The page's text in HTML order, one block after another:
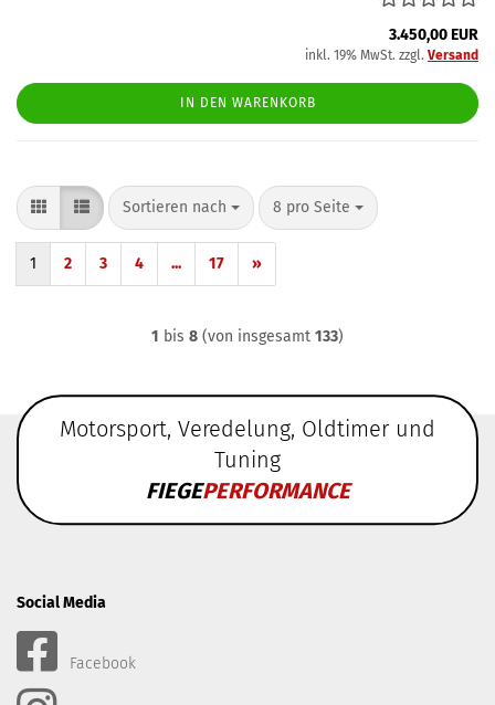
3.450,00 EUR
inkl. 19% MwSt. zzgl. Versand
IN DEN WARENKORB
Sortieren nach
Sortieren nach 8 pro Seite
pro Seite
1 2 3 4 ... 17 »
1 bis 8 (von insgesamt 133)
Motorsport, Veredelung, Oldtimer und
Tuning
FIEGEPERFORMANCE
Social Media
Facebook